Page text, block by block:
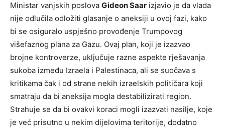
Ministar vanjskih poslova Gideon Saar izjavio je da vlada
nije odlučila odložiti glasanje o aneksiji u ovoj fazi, kako
bi se osiguralo uspješno provođenje Trumpovog
višefaznog plana za Gazu. Ovaj plan, koji je izazvao
brojne kontroverze, uključuje razne aspekte rješavanja
sukoba između Izraela i Palestinaca, ali se suočava s
kritikama čak i od strane nekih izraelskih političara koji
smatraju da bi aneksija mogla destabilizirati region.
Strahuje se da bi ovakvi koraci mogli izazvati nasilje, koje
je već prisutno u nekim dijelovima teritorije, dodatno